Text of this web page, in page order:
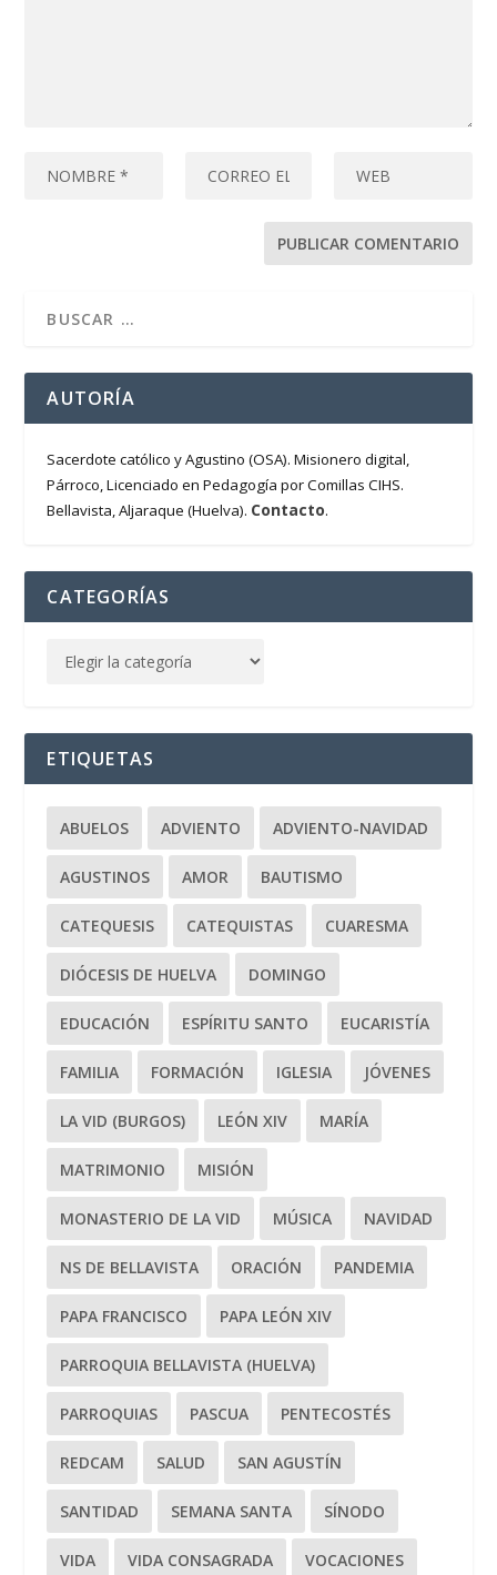
AUTORÍA
Sacerdote católico y Agustino (OSA). Misionero digital,
Párroco, Licenciado en Pedagogía por Comillas CIHS.
Bellavista, Aljaraque (Huelva). Contacto.
CATEGORÍAS
ETIQUETAS
ABUELOS ADVIENTO ADVIENTO-NAVIDAD
AGUSTINOS AMOR BAUTISMO
CATEQUESIS CATEQUISTAS CUARESMA
DIÓCESIS DE HUELVA DOMINGO
EDUCACIÓN ESPÍRITU SANTO EUCARISTÍA
FAMILIA FORMACIÓN IGLESIA JÓVENES
LA VID (BURGOS) LEÓN XIV MARÍA
MATRIMONIO MISIÓN
MONASTERIO DE LA VID MÚSICA NAVIDAD
NS DE BELLAVISTA ORACIÓN PANDEMIA
PAPA FRANCISCO PAPA LEÓN XIV
PARROQUIA BELLAVISTA (HUELVA)
PARROQUIAS PASCUA PENTECOSTÉS
REDCAM SALUD SAN AGUSTÍN
SANTIDAD SEMANA SANTA SÍNODO
VIDA VIDA CONSAGRADA VOCACIONES